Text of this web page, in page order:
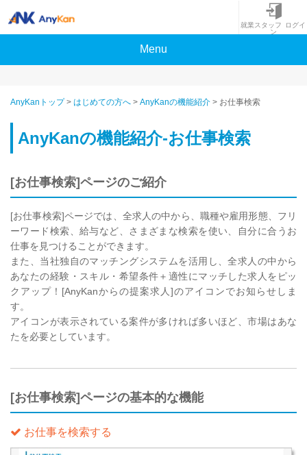
就業スタッフ ログイ
ン
Menu
AnyKanトップ > はじめての方へ > AnyKanの機能紹介 > お仕事検索
AnyKanの機能紹介-お仕事検索
[お仕事検索]ページのご紹介
[お仕事検索]ページでは、全求人の中から、職種や雇用形態、フリ
ーワード検索、給与など、さまざまな検索を使い、自分に合うお
仕事を見つけることができます。
また、当社独自のマッチングシステムを活用し、全求人の中から
あなたの経験・スキル・希望条件＋適性にマッチした求人をピッ
クアップ！[AnyKanからの提案求人]のアイコンでお知らせしま
す。
アイコンが表示されている案件が多ければ多いほど、市場はあな
たを必要としています。
[お仕事検索]ページの基本的な機能
お仕事を検索する